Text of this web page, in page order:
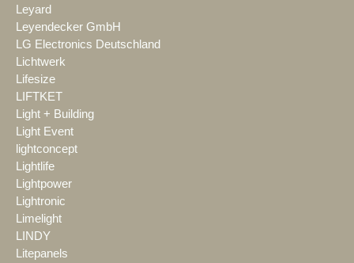
Leyard
Leyendecker GmbH
LG Electronics Deutschland
Lichtwerk
Lifesize
LIFTKET
Light + Building
Light Event
lightconcept
Lightlife
Lightpower
Lightronic
Limelight
LINDY
Litepanels